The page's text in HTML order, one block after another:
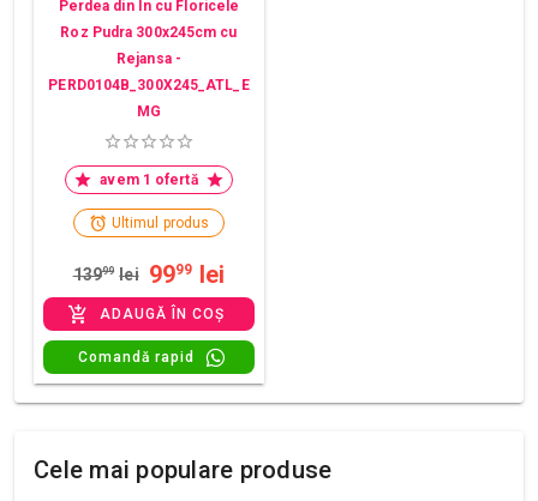
Perdea din In cu Floricele
Roz Pudra 300x245cm cu
Rejansa -
PERD0104B_300X245_ATL_E
MG
avem 1 ofertă
Ultimul produs
13999 lei 9999 lei
ADAUGĂ ÎN COȘ
Comandă rapid
Cele mai populare produse